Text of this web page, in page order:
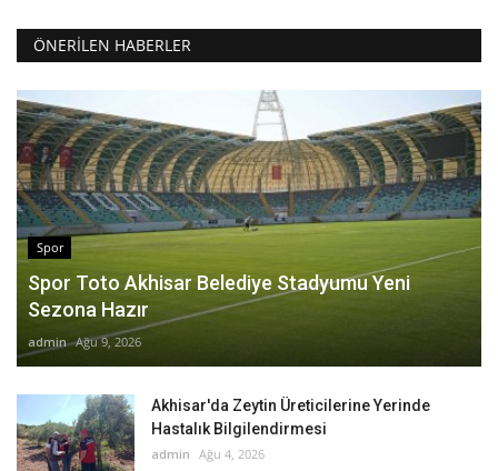
ÖNERILEN HABERLER
Spor
Spor Toto Akhisar Belediye Stadyumu Yeni
Sezona Hazır
admin Ağu 9, 2026
Akhisar'da Zeytin Üreticilerine Yerinde
Hastalık Bilgilendirmesi
admin Ağu 4, 2026